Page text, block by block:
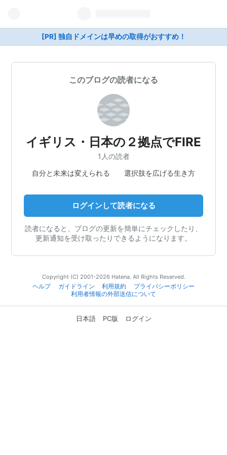
[PR] 独自ドメインは早めの取得がおすすめ！
このブログの読者になる
イギリス・日本の２拠点でFIRE
1人の読者
自分と未来は変えられる 選択肢を広げる生き方
ログインして読者になる
読者になると、ブログの更新を簡単にチェックしたり、
更新通知を受け取ったりできるようになります。
Copyright (C) 2001-2026 Hatena. All Rights Reserved.
ヘルプ
ガイドライン 利用規約
プライバシーポリシー
利用者情報の外部送信について
日本語 PC版 ログイン